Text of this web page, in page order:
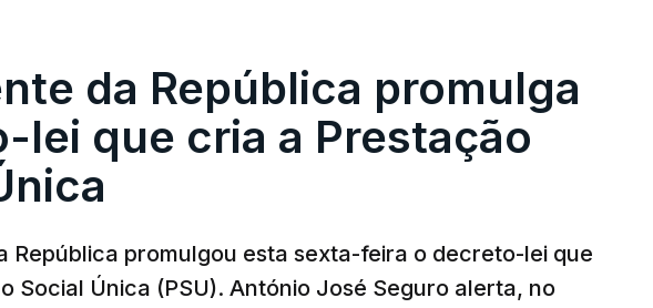
da República promulga
lei que cria a Prestação
República promulgou esta sexta-feira o decreto-lei que
Social Única (PSU). António José Seguro alerta, no